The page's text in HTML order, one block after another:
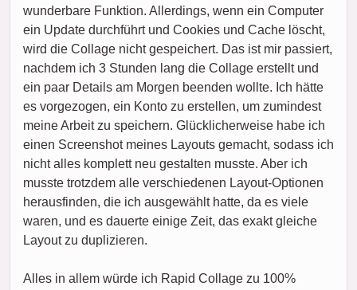
wunderbare Funktion. Allerdings, wenn ein Computer
ein Update durchführt und Cookies und Cache löscht,
wird die Collage nicht gespeichert. Das ist mir passiert,
nachdem ich 3 Stunden lang die Collage erstellt und
ein paar Details am Morgen beenden wollte. Ich hätte
es vorgezogen, ein Konto zu erstellen, um zumindest
meine Arbeit zu speichern. Glücklicherweise habe ich
einen Screenshot meines Layouts gemacht, sodass ich
nicht alles komplett neu gestalten musste. Aber ich
musste trotzdem alle verschiedenen Layout-Optionen
herausfinden, die ich ausgewählt hatte, da es viele
waren, und es dauerte einige Zeit, das exakt gleiche
Layout zu duplizieren.
Alles in allem würde ich Rapid Collage zu 100%